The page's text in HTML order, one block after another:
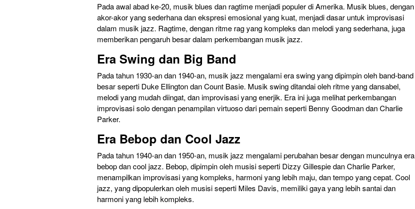
Pada awal abad ke-20, musik blues dan ragtime menjadi populer di Amerika. Musik blues, dengan
akor-akor yang sederhana dan ekspresi emosional yang kuat, menjadi dasar untuk improvisasi
dalam musik jazz. Ragtime, dengan ritme rag yang kompleks dan melodi yang sederhana, juga
memberikan pengaruh besar dalam perkembangan musik jazz.
Era Swing dan Big Band
Pada tahun 1930-an dan 1940-an, musik jazz mengalami era swing yang dipimpin oleh band-band
besar seperti Duke Ellington dan Count Basie. Musik swing ditandai oleh ritme yang dansabel,
melodi yang mudah diingat, dan improvisasi yang enerjik. Era ini juga melihat perkembangan
improvisasi solo dengan penampilan virtuoso dari pemain seperti Benny Goodman dan Charlie
Parker.
Era Bebop dan Cool Jazz
Pada tahun 1940-an dan 1950-an, musik jazz mengalami perubahan besar dengan munculnya era
bebop dan cool jazz. Bebop, dipimpin oleh musisi seperti Dizzy Gillespie dan Charlie Parker,
menampilkan improvisasi yang kompleks, harmoni yang lebih maju, dan tempo yang cepat. Cool
jazz, yang dipopulerkan oleh musisi seperti Miles Davis, memiliki gaya yang lebih santai dan
harmoni yang lebih kompleks.